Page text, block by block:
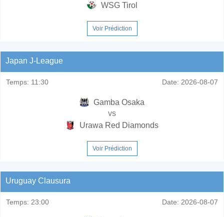
WSG Tirol
Voir Prédiction
Japan J-League
Temps: 11:30 Date: 2026-08-07
Gamba Osaka
vs
Urawa Red Diamonds
Voir Prédiction
Uruguay Clausura
Temps: 23:00 Date: 2026-08-07